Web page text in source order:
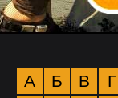
А Б В Г